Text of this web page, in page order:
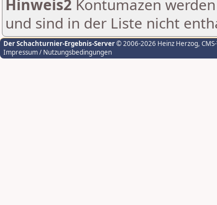
Hinweis2 Kontumazen
und sind in der Liste nicht
Der Schachturnier-Ergebnis-Server© 2006-2026 Heinz Herzog,
Impressum / Nutzungsbedingungen